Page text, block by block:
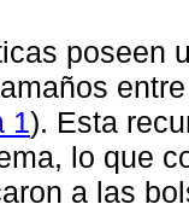
poseen
1). Esta
lo que
a las